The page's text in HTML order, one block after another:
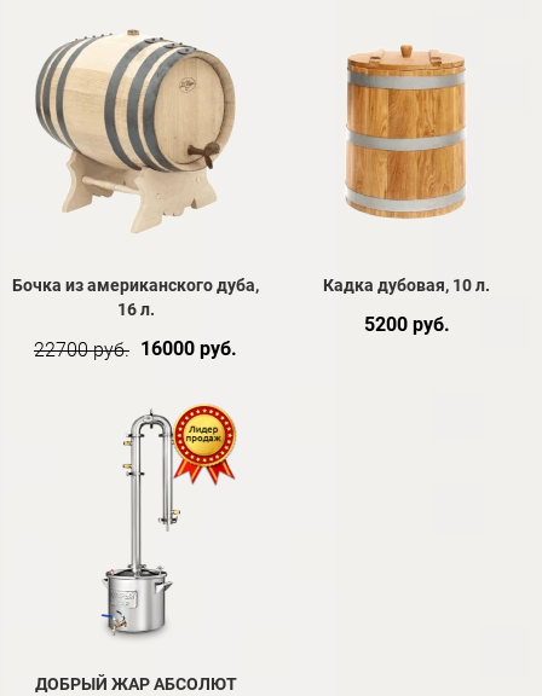
Бочка из американского дуба,
16 л.
22700 руб. 16000 руб.
Кадка дубовая, 10 л.
5200 руб.
ДОБРЫЙ ЖАР АБСОЛЮТ